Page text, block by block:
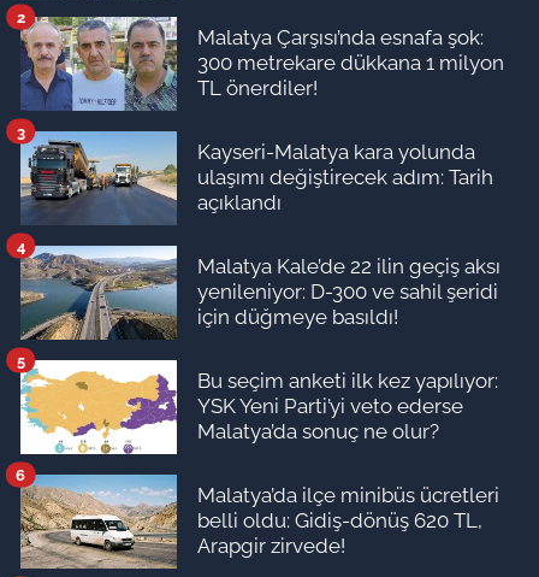
Malatya Çarşısı’nda esnafa şok:
300 metrekare dükkana 1 milyon
TL önerdiler!
2
Kayseri-Malatya kara yolunda
ulaşımı değiştirecek adım: Tarih
açıklandı
3
Malatya Kale’de 22 ilin geçiş aksı
yenileniyor: D-300 ve sahil şeridi
için düğmeye basıldı!
4
Bu seçim anketi ilk kez yapılıyor:
YSK Yeni Parti’yi veto ederse
Malatya’da sonuç ne olur?
5
Malatya’da ilçe minibüs ücretleri
belli oldu: Gidiş-dönüş 620 TL,
Arapgir zirvede!
6